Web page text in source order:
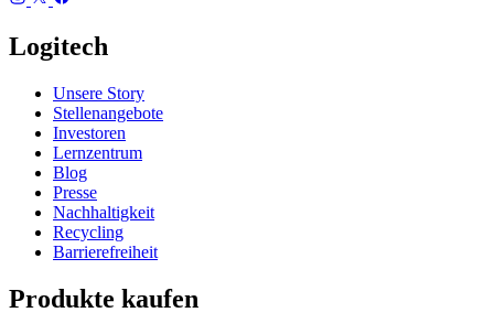
Logitech
Unsere Story
Stellenangebote
Investoren
Lernzentrum
Blog
Presse
Nachhaltigkeit
Recycling
Barrierefreiheit
Produkte kaufen